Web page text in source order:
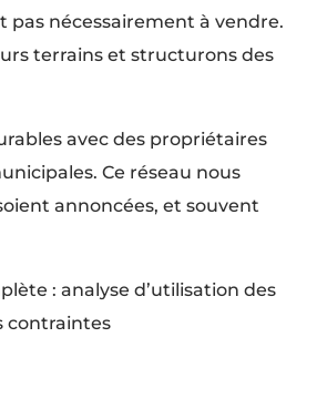
nécessairement à vendre.
terrains et structurons des
avec des propriétaires
Ce réseau nous
annoncées, et souvent
: analyse d’utilisation des
contraintes